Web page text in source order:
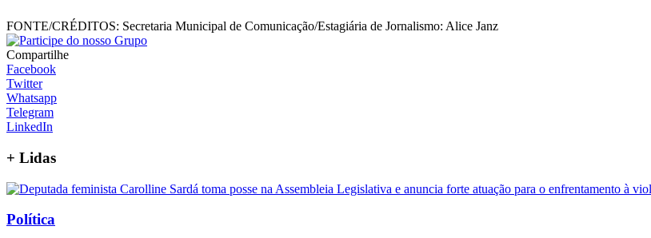
FONTE/CRÉDITOS: Secretaria Municipal de Comunicação/Estagiária de Jornalismo: Alice Janz
Compartilhe
Facebook
Twitter
Whatsapp
Telegram
LinkedIn
+ Lidas
Política